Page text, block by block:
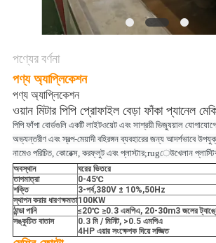
গোপনীয়তা
নীতি
পণ্যের বর্ণনা
পণ্য অ্যাপ্লিকেশন
পণ্য অ্যাপ্লিকেশন
ওয়ান মিটার পিপি প্রোফাইল বেড়া ফাঁকা প্যানেল
পিপি ফাঁপা বোর্ডগুলি একটি লাইটওয়েট এবং সাশ্রয়ী ভিজ্যুয়াল
অভ্যন্তরীণ এবং স্বল্প-মেয়াদী বহিরঙ্গন ব্যবহারের জন্য আদর্শভাবে
নামেও পরিচিত, কোরেক্স, করফ্লুট এবং প্লাস্টার;rugেউখেলান
অবস্থান
ঘরের ভিতরে
তাপমাত্রা
0-45℃
শক্তি
3-পর্ব,380V ± 10%,50Hz
স্থাপন করার ধারণক্ষমতা100KW
ঠান্ডা পানি
≤20℃≥0.3 এমপিএ, 20-30m3 জলের
সঙ্কুচিত বাতাস
0.3 মি / মিনিট, >0.5 এমপিএ
4HP এয়ার সংক্ষেপক দিয়ে সজ্জিত